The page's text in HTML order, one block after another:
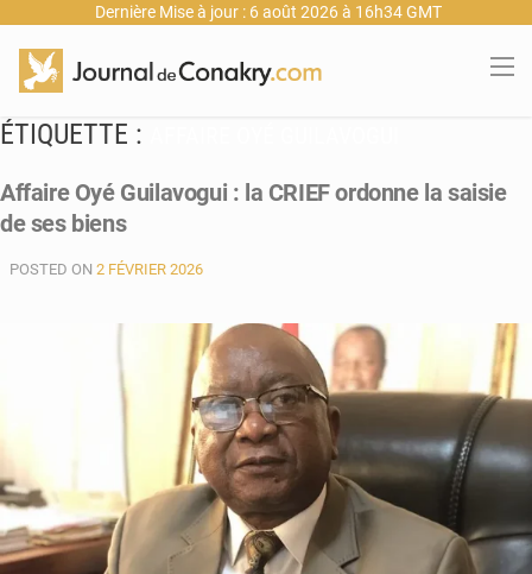
Dernière Mise à jour : 6 août 2026 à 16h34 GMT
ÉTIQUETTE :
Affaire Oyé Guilavogui : la CRIEF ordonne la saisie
de ses biens
POSTED ON 2 FÉVRIER 2026